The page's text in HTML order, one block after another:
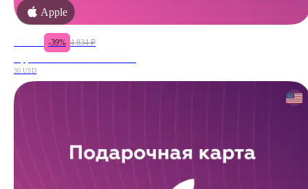
Apple
-39% 4 834 ₽
30 USD